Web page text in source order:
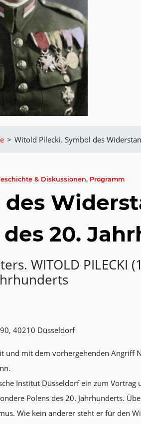
> Witold Pilecki. Symbol des
& Diskussionen, Programm
20.
WITOLD PILECKI
40210 Düsseldorf
und mit dem vorhergehenden Angriff
Institut Düsseldorf ein zum Vortrag
Polens des 20. Jahrhunderts.
Wie kein anderer steht er für den